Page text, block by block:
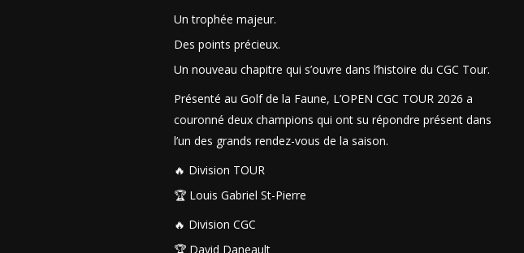
Un trophée majeur.
Des points précieux.
Un nouveau chapitre qui s’ouvre dans l’histoire du CGC Tour.
Présenté au Golf de la Faune, L’OPEN CGC TOUR 2026 a
couronné deux champions qui ont su répondre présent dans
l’un des grands rendez-vous de la saison.
🔥 Division TOUR
🏆 Louis Gabriel St-Pierre
🔥 Division CGC
🏆 David Daneault